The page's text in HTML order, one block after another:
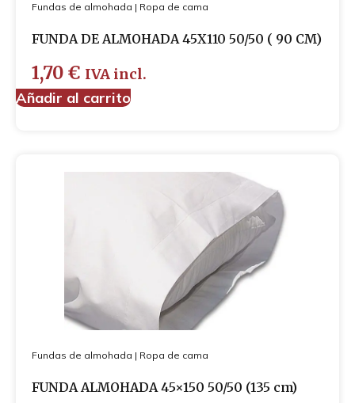
Fundas de almohada | Ropa de cama
FUNDA DE ALMOHADA 45X110 50/50 ( 90 CM)
1,70 € IVA incl.
Añadir al carrito
Fundas de almohada | Ropa de cama
FUNDA ALMOHADA 45×150 50/50 (135 cm)